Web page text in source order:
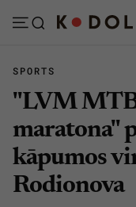
Abonēt
Ziņas
Politika
SPORTS
"LVM
maratona"
kāpumos
Rodionova